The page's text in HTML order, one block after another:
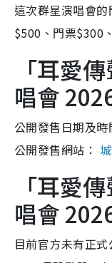
這次群星演唱會
$500、門票$300
「耳愛
唱會
公開發售日期及
公開發售網站：
「耳愛
唱會
目前官方未有正